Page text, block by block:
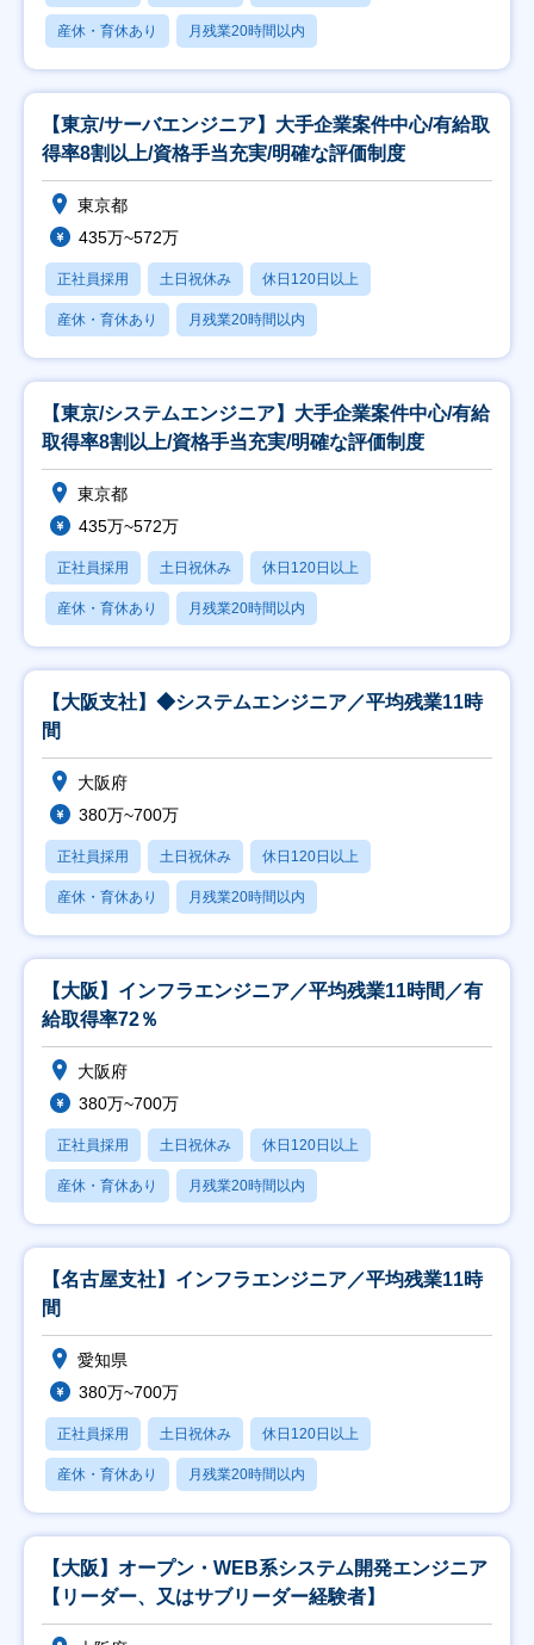
産休・育休あり 月残業20時間以内
【東京/サーバエンジニア】大手企業案件中心/有給取
得率8割以上/資格手当充実/明確な評価制度
東京都
435万~572万
正社員採用 土日祝休み 休日120日以上
産休・育休あり 月残業20時間以内
【東京/システムエンジニア】大手企業案件中心/有給
取得率8割以上/資格手当充実/明確な評価制度
東京都
435万~572万
正社員採用 土日祝休み 休日120日以上
産休・育休あり 月残業20時間以内
【大阪支社】◆システムエンジニア／平均残業11時
間
大阪府
380万~700万
正社員採用 土日祝休み 休日120日以上
産休・育休あり 月残業20時間以内
【大阪】インフラエンジニア／平均残業11時間／有
給取得率72％
大阪府
380万~700万
正社員採用 土日祝休み 休日120日以上
産休・育休あり 月残業20時間以内
【名古屋支社】インフラエンジニア／平均残業11時
間
愛知県
380万~700万
正社員採用 土日祝休み 休日120日以上
産休・育休あり 月残業20時間以内
【大阪】オープン・WEB系システム開発エンジニア
【リーダー、又はサブリーダー経験者】